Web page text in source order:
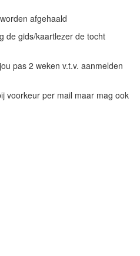
afgehaald
de gids/kaartlezer de tocht
pas 2 weken v.t.v. aanmelden
voorkeur per mail maar mag ook